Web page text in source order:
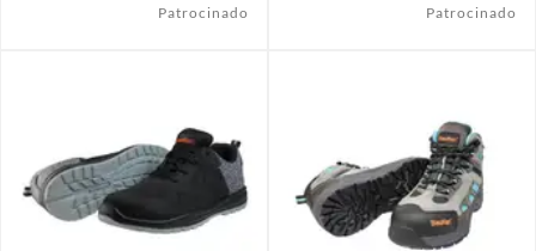
Patrocinado Patrocinado